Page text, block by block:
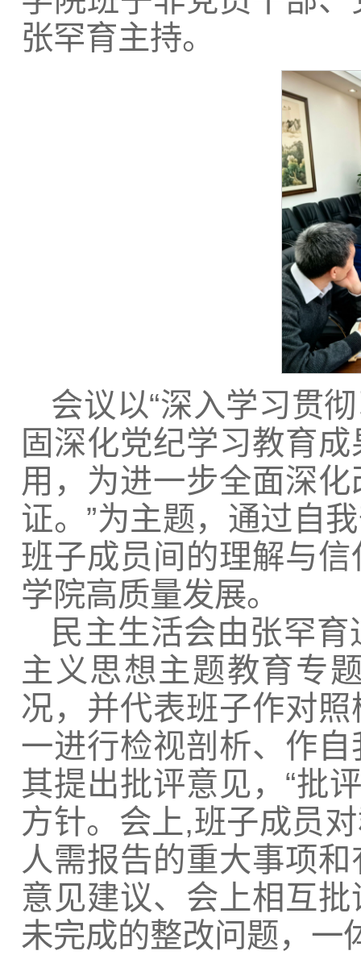
张罕育主持。
会议以“深入学习贯
固深化党纪学习教育
用，为进一步全面深
证。”为主题，通过自
班子成员间的理解与
学院高质量发展。
民主生活会由张罕
主义思想主题教育专
况，并代表班子作对
一进行检视剖析、作
其提出批评意见，“批
方针。会上,班子成员
人需报告的重大事项
意见建议、会上相互
未完成的整改问题，一